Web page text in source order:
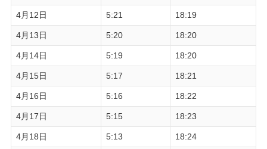
4月12日 5:21 18:19
4月13日 5:20 18:20
4月14日 5:19 18:20
4月15日 5:17 18:21
4月16日 5:16 18:22
4月17日 5:15 18:23
4月18日 5:13 18:24